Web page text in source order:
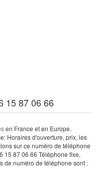
15 87 06 66
en France et en Europe.
Horaires d'ouverture, prix, les
sur ce numéro de téléphone
15 87 06 66 Téléphone fixe,
de numéro de téléphone sont :